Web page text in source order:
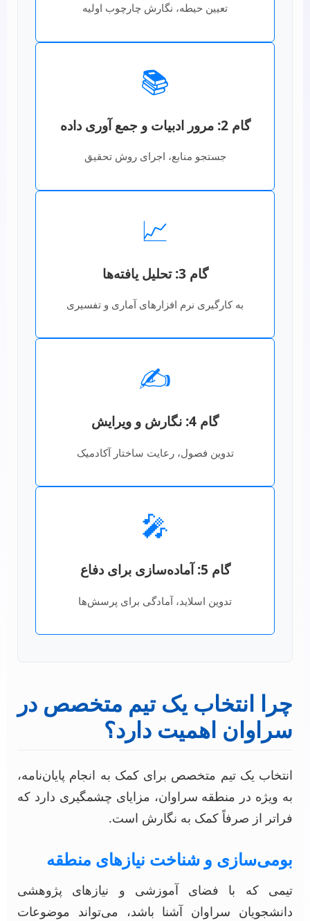
تعیین حیطه، نگارش چارچوب اولیه
📚
گام 2: مرور ادبیات و جمع آوری داده
جستجو منابع، اجرای روش تحقیق
📈
گام 3: تحلیل یافته‌ها
به کارگیری نرم افزارهای آماری و تفسیری
✍️
گام 4: نگارش و ویرایش
تدوین فصول، رعایت ساختار آکادمیک
🎤
گام 5: آماده‌سازی برای دفاع
تدوین اسلاید، آمادگی برای پرسش‌ها
چرا انتخاب یک تیم متخصص در
سراوان اهمیت دارد؟
انتخاب یک تیم متخصص برای کمک به انجام پایان‌نامه،
به ویژه در منطقه سراوان، مزایای چشمگیری دارد که
فراتر از صرفاً کمک به نگارش است.
بومی‌سازی و شناخت نیازهای منطقه
تیمی که با فضای آموزشی و نیازهای پژوهشی
دانشجویان سراوان آشنا باشد، می‌تواند موضوعات